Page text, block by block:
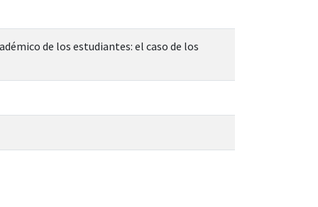
de los estudiantes: el caso de los